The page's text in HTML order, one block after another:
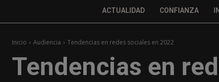
ACTUALIDAD CONFIANZA
Inicio Audiencia Tendencias en redes sociales en 2022
Tendencias en